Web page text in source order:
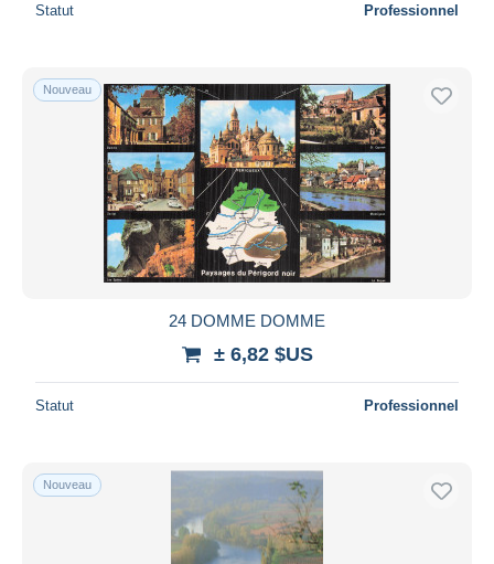
Statut Professionnel
Nouveau
24 DOMME DOMME
± 6,82 $US
Statut Professionnel
Nouveau